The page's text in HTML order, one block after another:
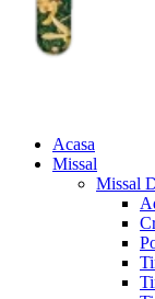
Acasa
Missal
Missal